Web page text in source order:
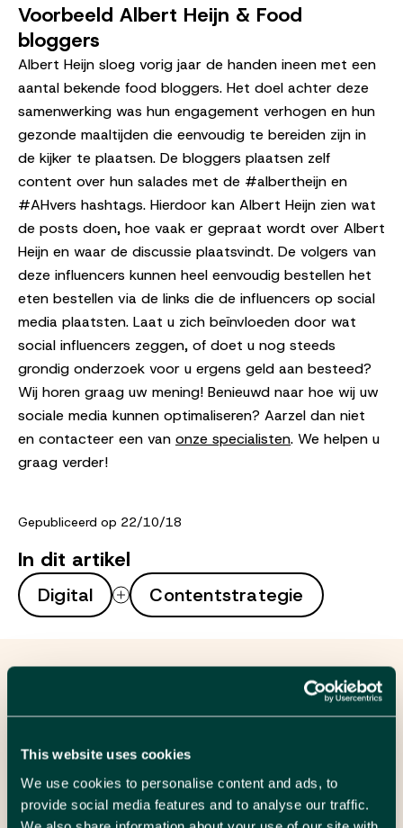
This website uses cookies
We use cookies to personalise content and ads, to
provide social media features and to analyse our traffic.
Voorbeeld Albert Heijn & Food
bloggers
Albert Heijn sloeg vorig jaar de handen ineen met een
aantal bekende food bloggers. Het doel achter deze
samenwerking was hun engagement verhogen en hun
gezonde maaltijden die eenvoudig te bereiden zijn in
de kijker te plaatsen. De bloggers plaatsen zelf
content over hun salades met de #albertheijn en
#AHvers hashtags. Hierdoor kan Albert Heijn zien wat
de posts doen, hoe vaak er gepraat wordt over Albert
Heijn en waar de discussie plaatsvindt. De volgers van
deze influencers kunnen heel eenvoudig bestellen het
eten bestellen via de links die de influencers op social
media plaatsten. Laat u zich beïnvloeden door wat
social influencers zeggen, of doet u nog steeds
grondig onderzoek voor u ergens geld aan besteed?
Wij horen graag uw mening! Benieuwd naar hoe wij uw
sociale media kunnen optimaliseren? Aarzel dan niet
en contacteer een van onze specialisten. We helpen u
graag verder!
Gepubliceerd op 22/10/18
In dit artikel
Digital Contentstrategie
We leren je graag
kennen
Plan een gesprek